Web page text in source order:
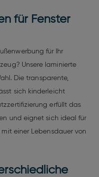
für Fenster
für Ihr
Unsere laminierte
Die transparente,
sich kinderleicht
erfüllt das
und eignet sich ideal für
einer Lebensdauer von